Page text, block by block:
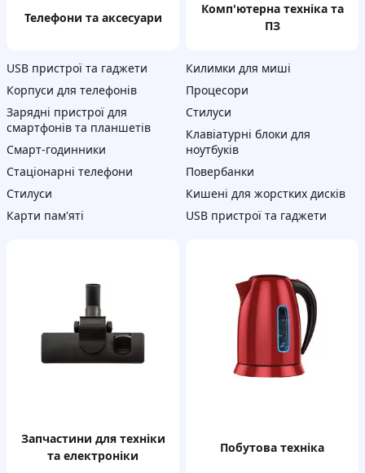
телефони та аксесуари
USB пристрої та гаджети
Корпуси для телефонів
Зарядні пристрої для
смартфонів та планшетів
Смарт-годинники
Стаціонарні телефони
Стилуси
Карти пам'яті
комп'ютерна техніка та
ПЗ
Килимки для миші
Процесори
Стилуси
Клавіатурні блоки для
ноутбуків
Повербанки
Кишені для жорстких дисків
USB пристрої та гаджети
запчастини для техніки
та електроніки
побутова техніка